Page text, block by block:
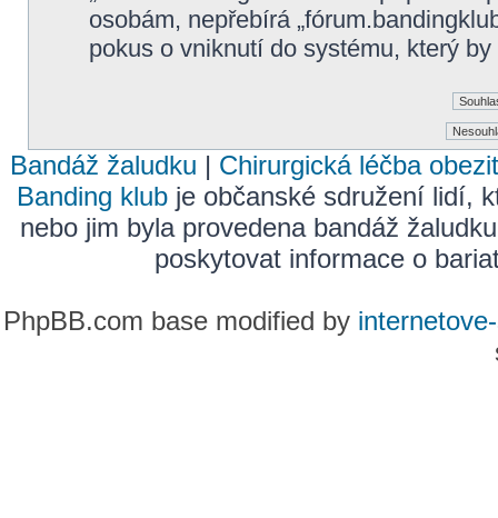
osobám, nepřebírá
pokus o vniknutí do systému, který
Bandáž žaludku | Chirurgická léčba
Banding klub je občanské sdružení lidí,
nebo jim byla provedena bandáž
poskytovat informace o
PhpBB.com base modified by